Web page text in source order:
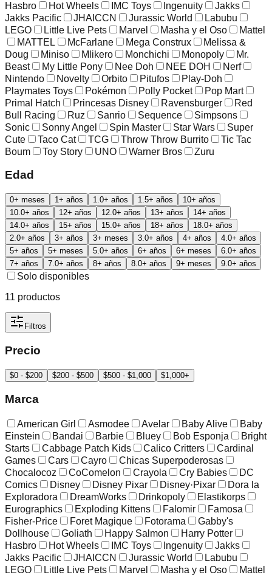
Hasbro
Hot Wheels IMC Toys Ingenuity
Jakks
Jakks Pacific
JHAICCN Jurassic World
Labubu
LEGO
Little Live Pets Marvel Masha y el Oso
Mattel
MATTEL
McFarlane Mega Construx
Melissa &
Doug
Miniso Mlikero Monchichi Monopoly
Mr.
Beast
My Little Pony Nee Doh NEE DOH
Nerf
Nintendo
Novelty Orbito Pitufos
Play-Doh
Playmates Toys
Pokémon Polly Pocket
Pop Mart
Primal Hatch
Princesas Disney Ravensburger
Red
Bull Racing
Ruz Sanrio Sequence
Simpsons
Sonic
Sonny Angel Spin Master Star Wars
Super
Cute
Taco Cat TCG Throw Throw Burrito
Tic Tac
Boum
Toy Story UNO Warner Bros Zuru
Edad
0+ meses 1+ años 1.0+ años 1.5+ años
10+ años
10.0+ años
12+ años 12.0+ años 13+ años
14+ años
14.0+ años
15+ años 15.0+ años 18+ años
18.0+ años
2.0+ años
3+ años 3+ meses 3.0+ años 4+ años
4.0+ años
5+ años
5+ meses 5.0+ años 6+ años 6+ meses
6.0+ años
7+ años
7.0+ años 8+ años 8.0+ años 9+ meses 9.0+ años
Solo disponibles
11 productos
Filtros
Precio
$0 - $200 $200 - $500 $500 - $1,000 $1,000+
Marca
American Girl Asmodee Avelar Baby Alive
Baby
Einstein
Bandai Barbie Bluey Bob Esponja
Bright
Starts
Cabbage Patch Kids Calico Critters
Cardinal
Games
Cars Cayro
Chicas Superpoderosas
Chocalocoz
CoComelon Crayola Cry Babies
DC
Comics
Disney Disney Pixar Disney·Pixar
Dora la
Exploradora
DreamWorks Drinkopoly
Elastikorps
Eurographics
Exploding Kittens Falomir
Famosa
Fisher-Price
Foret Magique Fotorama
Gabby's
Dollhouse
Goliath Happy Salmon
Harry Potter
Hasbro
Hot Wheels IMC Toys Ingenuity
Jakks
Jakks Pacific
JHAICCN Jurassic World
Labubu
LEGO
Little Live Pets Marvel Masha y el Oso
Mattel